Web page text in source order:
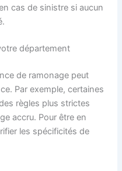
cas de sinistre si aucun
département
de ramonage peut
Par exemple, certaines
règles plus strictes
accru. Pour être en
les spécificités de